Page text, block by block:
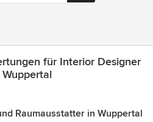
für Interior Designer
Raumausstatter in Wuppertal